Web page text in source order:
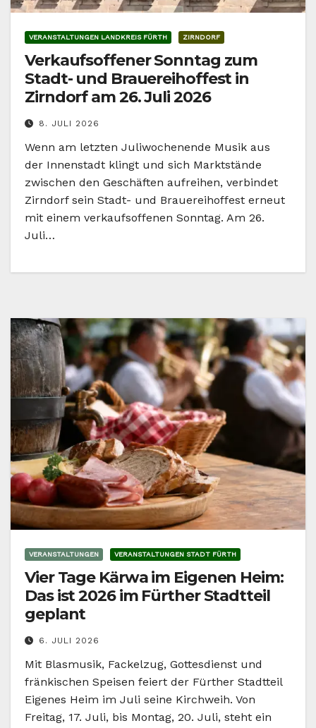
VERANSTALTUNGEN LANDKREIS FÜRTH ZIRNDORF
Verkaufsoffener Sonntag zum
Stadt- und Brauereihoffest in
Zirndorf am 26. Juli 2026
8. JULI 2026
Wenn am letzten Juliwochenende Musik aus
der Innenstadt klingt und sich Marktstände
zwischen den Geschäften aufreihen, verbindet
Zirndorf sein Stadt- und Brauereihoffest erneut
mit einem verkaufsoffenen Sonntag. Am 26.
Juli…
VERANSTALTUNGEN VERANSTALTUNGEN STADT FÜRTH
Vier Tage Kärwa im Eigenen Heim:
Das ist 2026 im Fürther Stadtteil
geplant
6. JULI 2026
Mit Blasmusik, Fackelzug, Gottesdienst und
fränkischen Speisen feiert der Fürther Stadtteil
Eigenes Heim im Juli seine Kirchweih. Von
Freitag, 17. Juli, bis Montag, 20. Juli, steht ein